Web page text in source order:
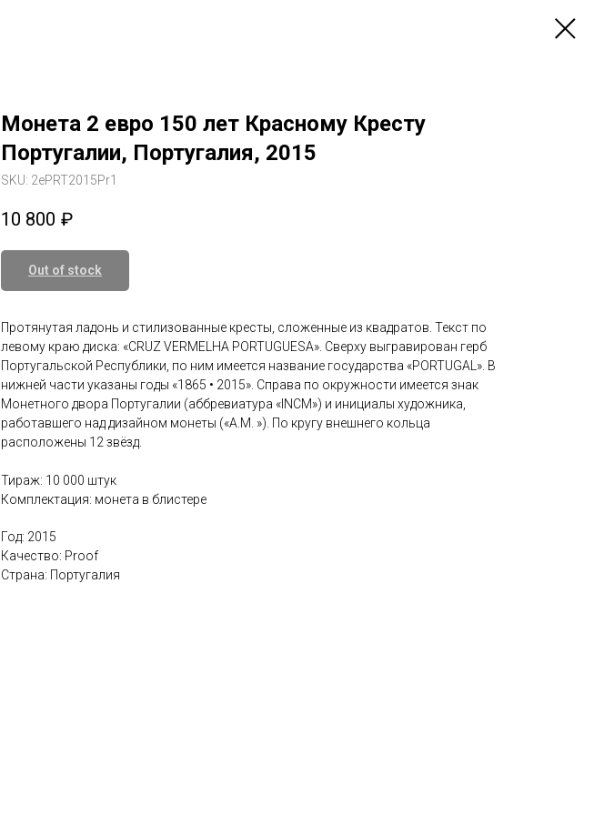
Монета 2 евро 150 лет Красному Кресту
Португалии, Португалия, 2015
SKU: 2ePRT2015Pr1
10 800 ₽
Out of stock
Протянутая ладонь и стилизованные кресты, сложенные из квадратов. Текст по
левому краю диска: «CRUZ VERMELHA PORTUGUESA». Сверху выгравирован герб
Португальской Республики, по ним имеется название государства «PORTUGAL». В
нижней части указаны годы «1865 • 2015». Справа по окружности имеется знак
Монетного двора Португалии (аббревиатура «INCM») и инициалы художника,
работавшего над дизайном монеты («A.M. »). По кругу внешнего кольца
расположены 12 звёзд.
Тираж: 10 000 штук
Комплектация: монета в блистере
Год: 2015
Качество: Proof
Страна: Португалия